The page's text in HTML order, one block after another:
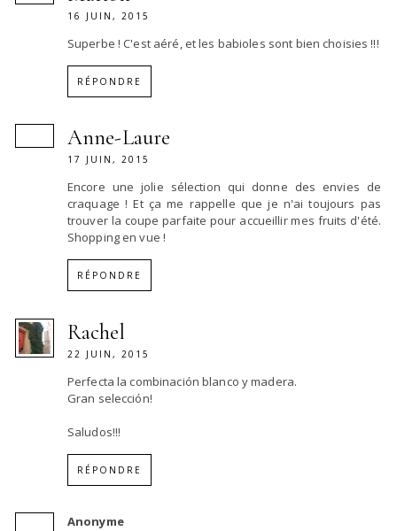
16 JUIN, 2015
Superbe ! C'est aéré, et les babioles sont bien choisies !!!
RÉPONDRE
Anne-Laure
17 JUIN, 2015
Encore une jolie sélection qui donne des envies de
craquage ! Et ça me rappelle que je n'ai toujours pas
trouver la coupe parfaite pour accueillir mes fruits d'été.
Shopping en vue !
RÉPONDRE
Rachel
22 JUIN, 2015
Perfecta la combinación blanco y madera.
Gran selección!
Saludos!!!
RÉPONDRE
Anonyme